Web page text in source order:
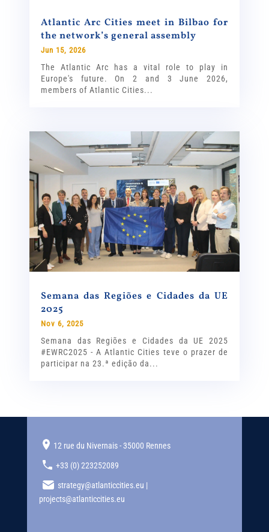
Atlantic Arc Cities meet in Bilbao for
the network’s general assembly
Jun 15, 2026
The Atlantic Arc has a vital role to play in
Europe's future. On 2 and 3 June 2026,
members of Atlantic Cities...
Semana das Regiões e Cidades da UE
2025
Nov 6, 2025
Semana das Regiões e Cidades da UE 2025
#EWRC2025 - A Atlantic Cities teve o prazer de
participar na 23.ª edição da...
12 rue du Nivernais - 35000 Rennes
+33 (0) 223252089
strategy@atlanticcities.eu |
projects@atlanticcities.eu